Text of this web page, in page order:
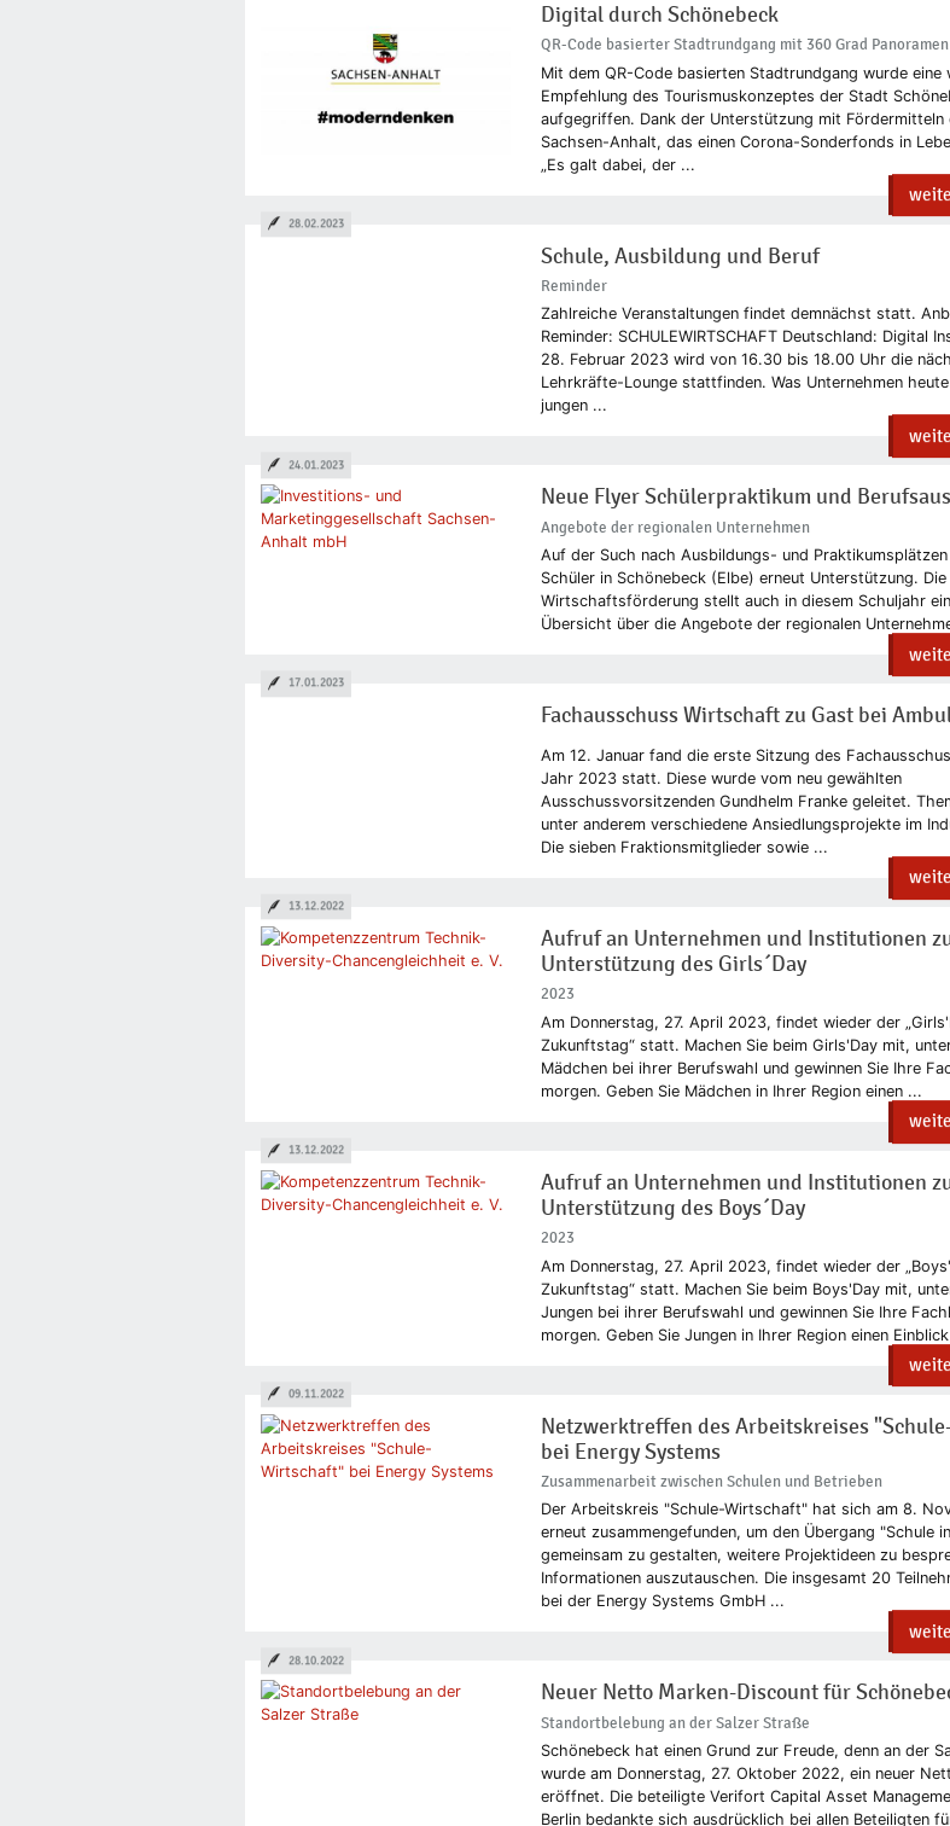
Digital durch Schönebeck
QR-Code basierter Stadtrundgang mit 360 Grad Panoramen
Mit dem QR-Code basierten Stadtrundgang wurde eine
Empfehlung des Tourismuskonzeptes der Stadt
aufgegriffen. Dank der Unterstützung mit Fördermitteln
Sachsen-Anhalt, das einen Corona-Sonderfonds in
„Es galt dabei, der ...
Schule, Ausbildung und Beruf
Reminder
Zahlreiche Veranstaltungen findet demnächst statt.
Reminder: SCHULEWIRTSCHAFT Deutschland: Digital
28. Februar 2023 wird von 16.30 bis 18.00 Uhr die
Lehrkräfte-Lounge stattfinden. Was Unternehmen
jungen ...
28.02.2023
Neue Flyer Schülerpraktikum und
Angebote der regionalen Unternehmen
Auf der Such nach Ausbildungs- und
Schüler in Schönebeck (Elbe) erneut Unterstützung.
Wirtschaftsförderung stellt auch in diesem Schuljahr
Übersicht über die Angebote der regionalen
24.01.2023
Fachausschuss Wirtschaft zu Gast bei
Am 12. Januar fand die erste Sitzung des
Jahr 2023 statt. Diese wurde vom neu gewählten
Ausschussvorsitzenden Gundhelm Franke geleitet.
unter anderem verschiedene Ansiedlungsprojekte im
Die sieben Fraktionsmitglieder sowie ...
17.01.2023
Aufruf an Unternehmen und Institutionen
Unterstützung des Girls´Day
2023
Am Donnerstag, 27. April 2023, findet wieder der
Zukunftstag“ statt. Machen Sie beim Girls'Day mit,
Mädchen bei ihrer Berufswahl und gewinnen Sie Ihre
morgen. Geben Sie Mädchen in Ihrer Region einen ...
13.12.2022
Aufruf an Unternehmen und Institutionen
Unterstützung des Boys´Day
2023
Am Donnerstag, 27. April 2023, findet wieder der
Zukunftstag“ statt. Machen Sie beim Boys'Day mit,
Jungen bei ihrer Berufswahl und gewinnen Sie Ihre
morgen. Geben Sie Jungen in Ihrer Region einen
13.12.2022
Netzwerktreffen des Arbeitskreises
bei Energy Systems
Zusammenarbeit zwischen Schulen und Betrieben
Der Arbeitskreis "Schule-Wirtschaft" hat sich am 8.
erneut zusammengefunden, um den Übergang "Schule
gemeinsam zu gestalten, weitere Projektideen zu
Informationen auszutauschen. Die insgesamt 20
bei der Energy Systems GmbH ...
09.11.2022
Neuer Netto Marken-Discount für
Standortbelebung an der Salzer Straße
Schönebeck hat einen Grund zur Freude, denn an der
wurde am Donnerstag, 27. Oktober 2022, ein neuer
eröffnet. Die beteiligte Verifort Capital Asset
Berlin bedankte sich ausdrücklich bei allen Beteiligten
28.10.2022